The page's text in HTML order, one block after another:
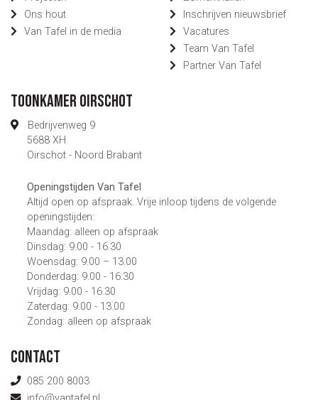
Ons hout
Van Tafel in de media
Inschrijven nieuwsbrief
Vacatures
Team Van Tafel
Partner Van Tafel
Toonkamer Oirschot
Bedrijvenweg 9
5688 XH
Oirschot - Noord Brabant
Openingstijden Van Tafel
Altijd open op afspraak. Vrije inloop tijdens de volgende
openingstijden:
Maandag: alleen op afspraak
Dinsdag: 9.00 - 16.30
Woensdag: 9.00 – 13.00
Donderdag: 9.00 - 16.30
Vrijdag: 9.00 - 16.30
Zaterdag: 9.00 - 13.00
Zondag: alleen op afspraak
Contact
085 200 8003